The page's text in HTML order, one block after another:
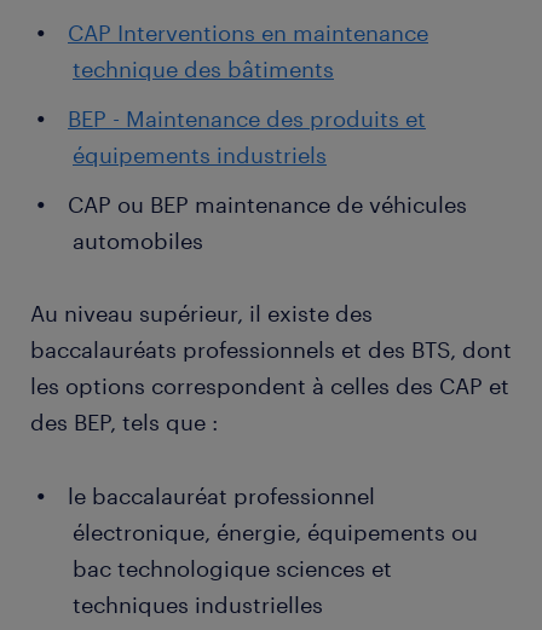
CAP Interventions en maintenance
technique des bâtiments
BEP - Maintenance des produits et
équipements industriels
CAP ou BEP maintenance de véhicules
automobiles
Au niveau supérieur, il existe des
baccalauréats professionnels et des BTS, dont
les options correspondent à celles des CAP et
des BEP, tels que :
le baccalauréat professionnel
électronique, énergie, équipements ou
bac technologique sciences et
techniques industrielles